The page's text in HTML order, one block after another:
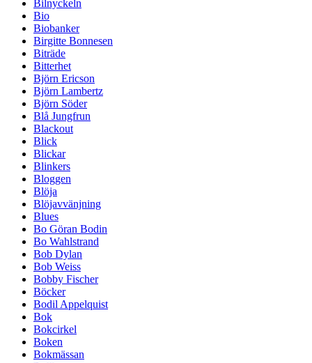
Bilnyckeln
Bio
Biobanker
Birgitte Bonnesen
Biträde
Bitterhet
Björn Ericson
Björn Lambertz
Björn Söder
Blå Jungfrun
Blackout
Blick
Blickar
Blinkers
Bloggen
Blöja
Blöjavvänjning
Blues
Bo Göran Bodin
Bo Wahlstrand
Bob Dylan
Bob Weiss
Bobby Fischer
Böcker
Bodil Appelquist
Bok
Bokcirkel
Boken
Bokmässan